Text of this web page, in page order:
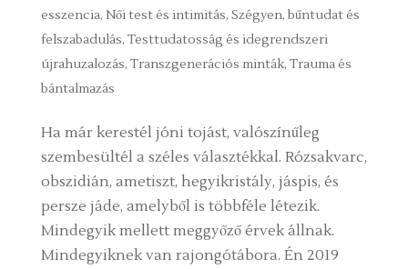
esszencia, Női test és intimitás, Szégyen, bűntudat és
felszabadulás, Testtudatosság és idegrendszeri
újrahuzalozás, Transzgenerációs minták, Trauma és
bántalmazás
Ha már kerestél jóni tojást, valószínűleg
szembesültél a széles választékkal. Rózsakvarc,
obszidián, ametiszt, hegyikristály, jáspis, és
persze jáde, amelyből is többféle létezik.
Mindegyik mellett meggyőző érvek állnak.
Mindegyiknek van rajongótábora. Én 2019